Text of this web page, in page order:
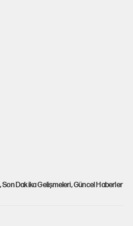
Dakika Gelişmeleri, Güncel Haberler